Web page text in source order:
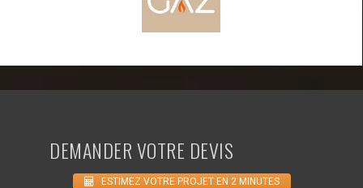
DEMANDER VOTRE DEVIS
ESTIMEZ VOTRE PROJET EN 2 MINUTES